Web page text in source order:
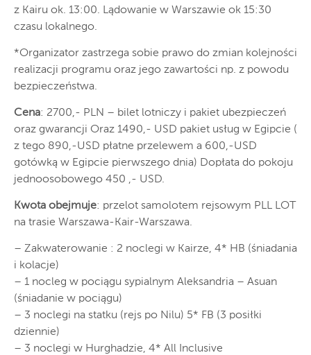
z Kairu ok. 13:00. Lądowanie w Warszawie ok 15:30
czasu lokalnego.
*Organizator zastrzega sobie prawo do zmian kolejności
realizacji programu oraz jego zawartości np. z powodu
bezpieczeństwa.
Cena: 2700,- PLN – bilet lotniczy i pakiet ubezpieczeń
oraz gwarancji Oraz 1490,- USD pakiet usług w Egipcie (
z tego 890,-USD płatne przelewem a 600,-USD
gotówką w Egipcie pierwszego dnia) Dopłata do pokoju
jednoosobowego 450 ,- USD.
Kwota obejmuje: przelot samolotem rejsowym PLL LOT
na trasie Warszawa-Kair-Warszawa.
– Zakwaterowanie : 2 noclegi w Kairze, 4* HB (śniadania
i kolacje)
– 1 nocleg w pociągu sypialnym Aleksandria – Asuan
(śniadanie w pociągu)
– 3 noclegi na statku (rejs po Nilu) 5* FB (3 posiłki
dziennie)
– 3 noclegi w Hurghadzie, 4* All Inclusive